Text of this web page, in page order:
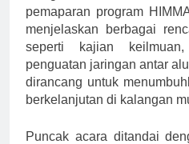
pemaparan program
menjelaskan berbagai
seperti kajian
penguatan jaringan antar
dirancang untuk
berkelanjutan di kalangan
Puncak acara ditandai